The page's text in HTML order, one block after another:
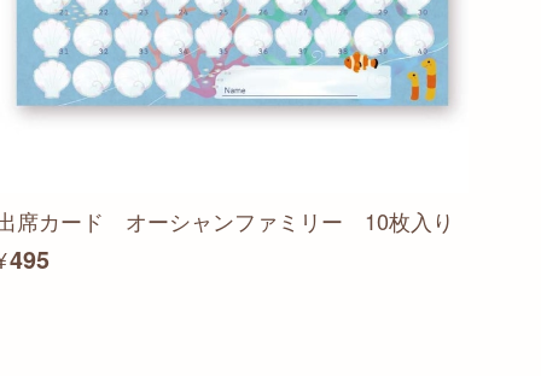
席カード オーシャンファミリー 10枚入り
¥495